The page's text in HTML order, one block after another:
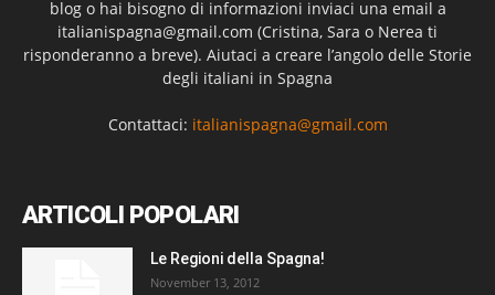
blog o hai bisogno di informazioni inviaci una email a
italianispagna@gmail.com (Cristina, Sara o Nerea ti
risponderanno a breve). Aiutaci a creare l’angolo delle Storie
degli italiani in Spagna
Contattaci: italianispagna@gmail.com
ARTICOLI POPOLARI
Le Regioni della Spagna!
November 13, 2012